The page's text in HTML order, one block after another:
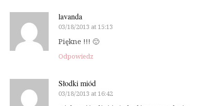
lavanda
03/18/2013 at 15:13
Piękne !!! 🙂
Odpowiedz
Słodki miód
03/18/2013 at 16:42